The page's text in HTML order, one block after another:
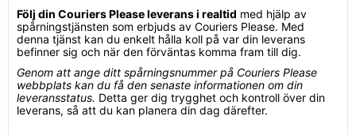
Följ din Couriers Please leverans i realtid med hjälp av
spårningstjänsten som erbjuds av Couriers Please. Med
denna tjänst kan du enkelt hålla koll på var din leverans
befinner sig och när den förväntas komma fram till dig.
Genom att ange ditt spårningsnummer på Couriers Please
webbplats kan du få den senaste informationen om din
leveransstatus. Detta ger dig trygghet och kontroll över din
leverans, så att du kan planera din dag därefter.